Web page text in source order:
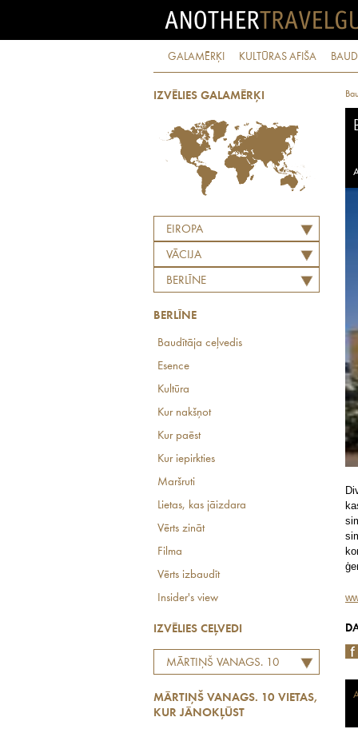
GALAMĒRĶI KULTŪRAS AFIŠA
IZVĒLIES GALAMĒRĶI
EIROPA
VĀCIJA
BERLĪNE
BERLĪNE
Baudītāja ceļvedis
Esence
Kultūra
Kur nakšņot
Kur paēst
Kur iepirkties
Maršruti
Lietas, kas jāizdara
Vērts zināt
Filma
Vērts izbaudīt
Insider's view
IZVĒLIES CEĻVEDI
MĀRTIŅŠ VANAGS. 10
MĀRTIŅŠ VANAGS. 10 VIETAS,
KUR JĀNOKĻŪST